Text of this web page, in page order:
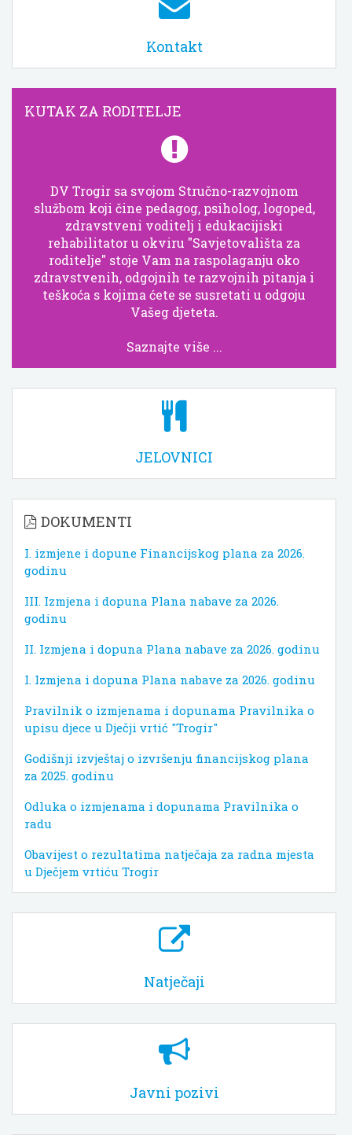
Kontakt
KUTAK ZA RODITELJE
DV Trogir sa svojom Stručno-razvojnom
službom koji čine pedagog, psiholog, logoped,
zdravstveni voditelj i edukacijiski
rehabilitator u okviru "Savjetovališta za
roditelje" stoje Vam na raspolaganju oko
zdravstvenih, odgojnih te razvojnih pitanja i
teškoća s kojima ćete se susretati u odgoju
Vašeg djeteta.
Saznajte više ...
JELOVNICI
DOKUMENTI
I. izmjene i dopune Financijskog plana za 2026.
godinu
III. Izmjena i dopuna Plana nabave za 2026.
godinu
II. Izmjena i dopuna Plana nabave za 2026. godinu
I. Izmjena i dopuna Plana nabave za 2026. godinu
Pravilnik o izmjenama i dopunama Pravilnika o
upisu djece u Dječji vrtić "Trogir"
Godišnji izvještaj o izvršenju financijskog plana
za 2025. godinu
Odluka o izmjenama i dopunama Pravilnika o
radu
Obavijest o rezultatima natječaja za radna mjesta
u Dječjem vrtiću Trogir
Natječaji
Javni pozivi